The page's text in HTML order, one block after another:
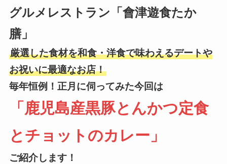
グルメレストラン「會津遊食たか
膳」
厳選した食材を和食・洋食で味わえるデートや
お祝いに最適なお店！
毎年恒例！正月に伺ってみた今回は
「鹿児島産黒豚とんかつ定食
とチョットのカレー」
ご紹介します！